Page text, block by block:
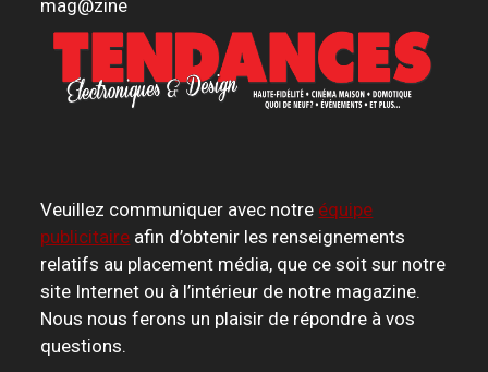
mag@zine
Veuillez communiquer avec notre équipe
publicitaire afin d’obtenir les renseignements
relatifs au placement média, que ce soit sur notre
site Internet ou à l’intérieur de notre magazine.
Nous nous ferons un plaisir de répondre à vos
questions.